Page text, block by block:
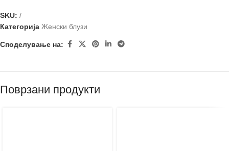
SKU: /
Категорија Женски блузи
Споделување на:
Поврзани продукти